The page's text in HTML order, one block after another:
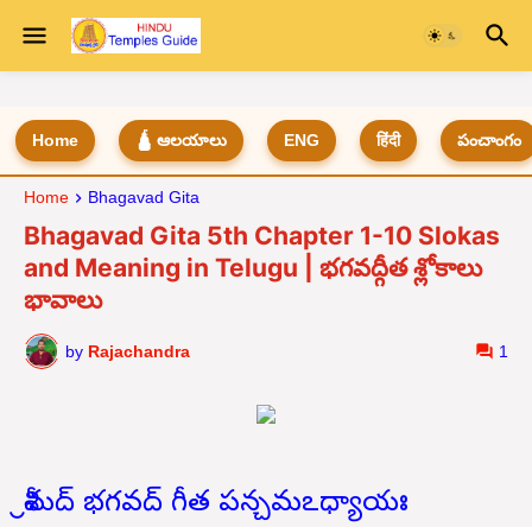
Home 🛕 ఆలయాలు ENG हिंदी పంచాంగం
Home Bhagavad Gita
Bhagavad Gita 5th Chapter 1-10 Slokas
and Meaning in Telugu | భగవద్గీత శ్లోకాలు
భావాలు
by Rajachandra 1
శ్రీమద్ భగవద్ గీత పన్చమఽధ్యాయః